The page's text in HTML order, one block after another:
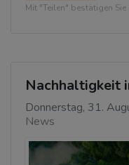
Mit "Teilen" bestätigen
Nachhaltigkeit
Donnerstag, 31.
News